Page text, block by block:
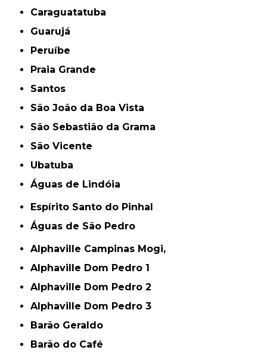
Caraguatatuba
Guarujá
Peruíbe
Praia Grande
Santos
São João da Boa Vista
São Sebastião da Grama
São Vicente
Ubatuba
Águas de Lindóia
Espírito Santo do Pinhal
Águas de São Pedro
Alphaville Campinas Mogi,
Alphaville Dom Pedro 1
Alphaville Dom Pedro 2
Alphaville Dom Pedro 3
Barão Geraldo
Barão do Café